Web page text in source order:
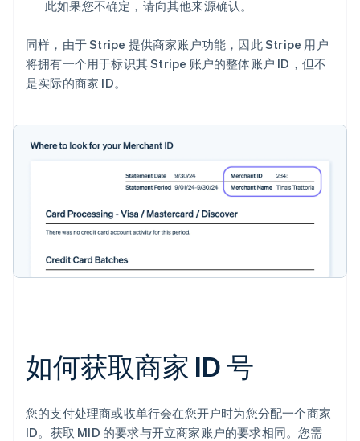
此如果您不确定，请向其他来源确认。
同样，由于 Stripe 提供商家账户功能，因此 Stripe 用户
将拥有一个用于标识其 Stripe 账户的整体账户 ID，但不
是实际的商家 ID。
如何获取商家 ID 号
您的支付处理商或收单行会在您开户时为您分配一个商家
ID。获取 MID 的要求与开立商家账户的要求相同。您需